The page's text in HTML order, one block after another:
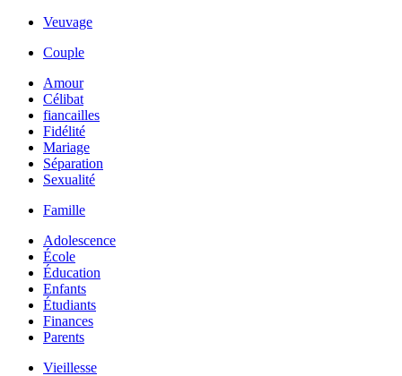
Veuvage
Couple
Amour
Célibat
fiancailles
Fidélité
Mariage
Séparation
Sexualité
Famille
Adolescence
École
Éducation
Enfants
Étudiants
Finances
Parents
Vieillesse